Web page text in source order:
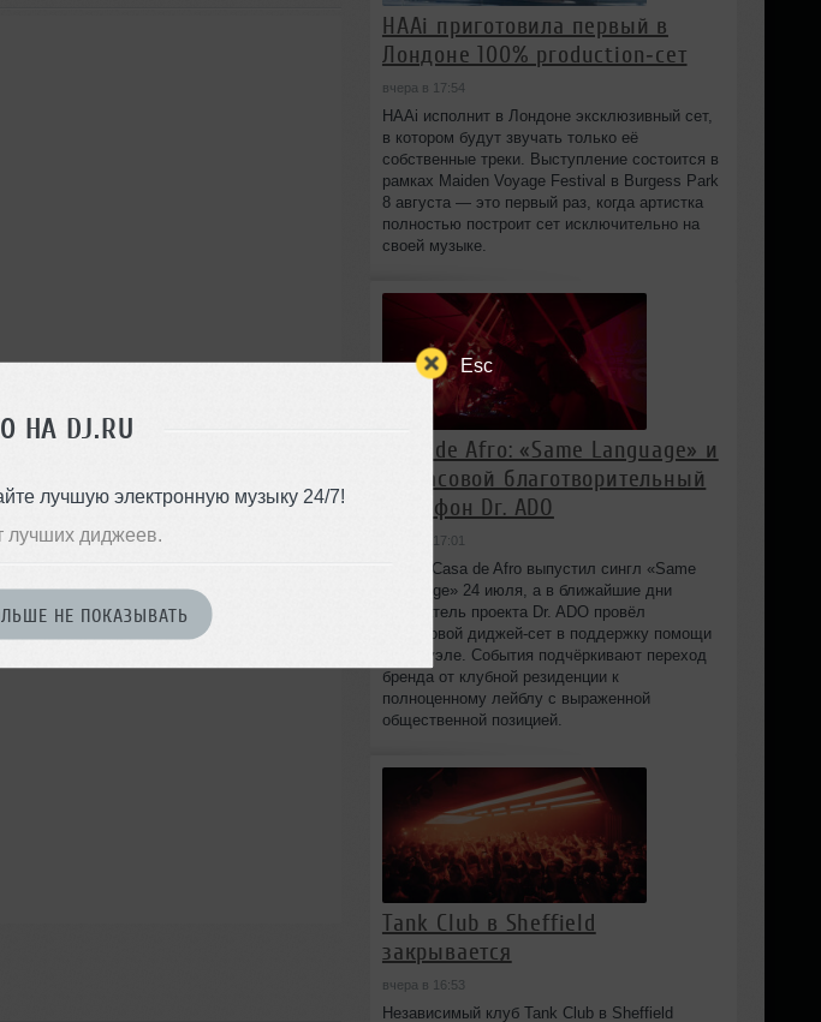
Esc
НА DJ.RU
лучшую электронную музыку 24/7!
лучших диджеев.
НЕ ПОКАЗЫВАТЬ
HAAi приготовила первый в
Лондоне 100% production‑сет
вчера в 17:54
HAAi исполнит в Лондоне эксклюзивный сет,
в котором будут звучать только её
собственные треки. Выступление состоится в
рамках Maiden Voyage Festival в Burgess Park
8 августа — это первый раз, когда артистка
полностью построит сет исключительно на
своей музыке.
Casa de Afro: «Same Language» и
24‑часовой благотворительный
марафон Dr. ADO
вчера в 17:01
Лейбл Casa de Afro выпустил сингл «Same
Language» 24 июля, а в ближайшие дни
основатель проекта Dr. ADO провёл
24‑часовой диджей‑сет в поддержку помощи
Венесуэле. События подчёркивают переход
бренда от клубной резиденции к
полноценному лейблу с выраженной
общественной позицией.
Tank Club в Sheffield
закрывается
вчера в 16:53
Независимый клуб Tank Club в Sheffield